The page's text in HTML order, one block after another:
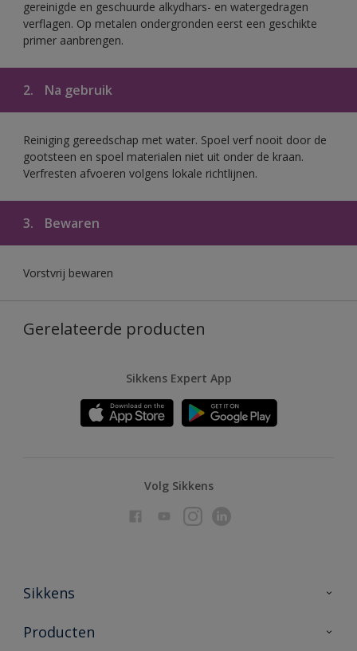
gereinigde en geschuurde alkydhars- en watergedragen
verflagen. Op metalen ondergronden eerst een geschikte
primer aanbrengen.
2. Na gebruik
Reiniging gereedschap met water. Spoel verf nooit door de
gootsteen en spoel materialen niet uit onder de kraan.
Verfresten afvoeren volgens lokale richtlijnen.
3. Bewaren
Vorstvrij bewaren
Gerelateerde producten
Sikkens Expert App
Volg Sikkens
Sikkens
Over Sikkens
Producten